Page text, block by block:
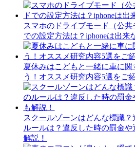
スマホのドライブモード（公
での設定方法は？iphoneは出来
夏休みはこどもと一緒に車に関
う！オススメ研究内容5選をご
スクールゾーンはどんな標識
ルールは？違反した時の罰金
解説！